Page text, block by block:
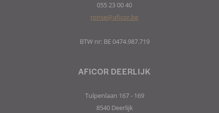
AFICOR DEERLIJK
Tulpenlaan 167 - 169
8540 Deerlijk
055 23 00 40
ronse@aficor.be
BTW nr: BE 0474.987.719